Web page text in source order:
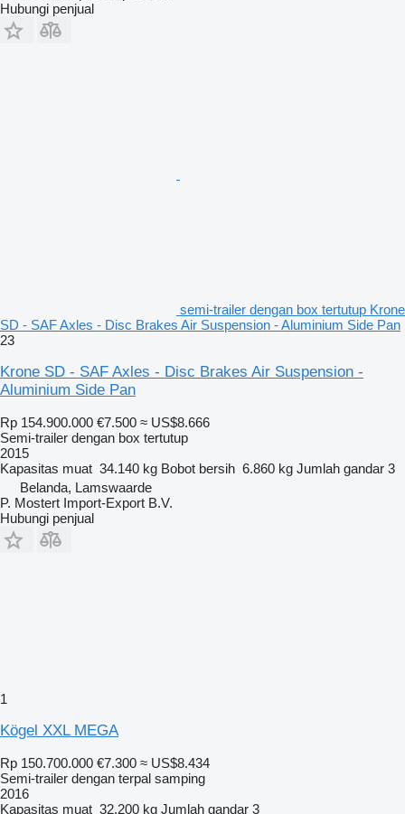
Hubungi penjual
semi-trailer dengan box tertutup Krone
SD - SAF Axles - Disc Brakes Air Suspension - Aluminium Side Pan
23
Krone SD - SAF Axles - Disc Brakes Air Suspension -
Aluminium Side Pan
Rp 154.900.000 €7.500 ≈ US$8.666
Semi-trailer dengan box tertutup
2015
Kapasitas muat 34.140 kg Bobot bersih 6.860 kg Jumlah gandar 3
Belanda, Lamswaarde
P. Mostert Import-Export B.V.
Hubungi penjual
1
Kögel XXL MEGA
Rp 150.700.000 €7.300 ≈ US$8.434
Semi-trailer dengan terpal samping
2016
Kapasitas muat 32.200 kg Jumlah gandar 3